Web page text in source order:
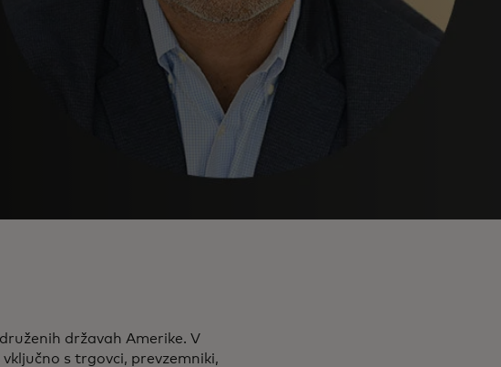
državah Amerike. V
s trgovci, prevzemniki,